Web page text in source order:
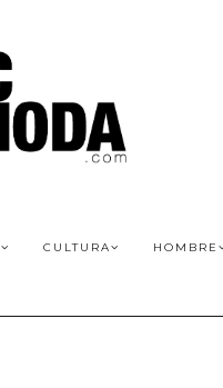
CULTURA HOMBRE